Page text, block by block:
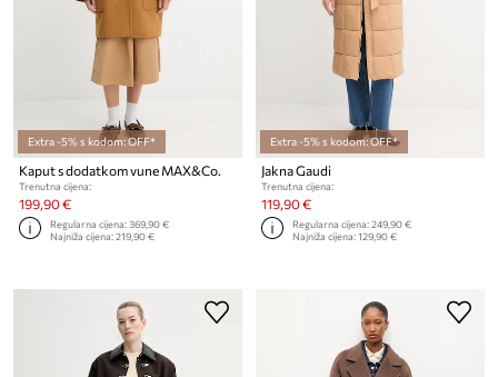
Extra -5% s kodom: OFF*
Kaput s dodatkom vune MAX&Co.
Trenutna cijena:
199,90 €
Regularna cijena:369,90 €
Najniža cijena:219,90 €
Extra -5% s kodom: OFF*
Jakna Gaudi
Trenutna cijena:
119,90 €
Regularna cijena:249,90 €
Najniža cijena:129,90 €